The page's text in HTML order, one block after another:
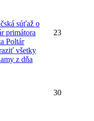
súťaž o
primátora
Poltár
všetky
z dňa
23
30